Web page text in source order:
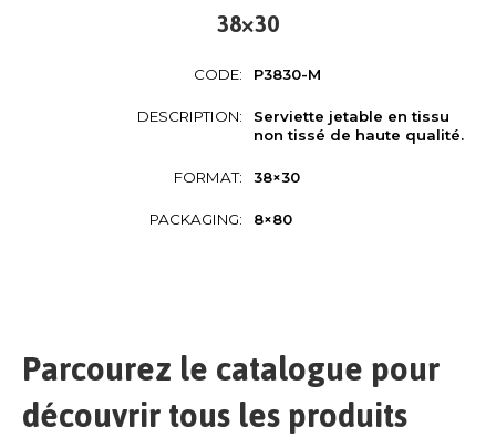
38×30
CODE: P3830-M
DESCRIPTION:
Serviette jetable en tissu
non tissé de haute qualité.
FORMAT: 38×30
PACKAGING: 8×80
Parcourez le catalogue pour
découvrir tous les produits